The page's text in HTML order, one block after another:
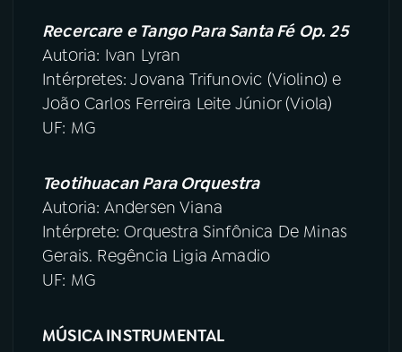
Recercare e Tango Para Santa Fé Op. 25
Autoria: Ivan Lyran
Intérpretes: Jovana Trifunovic (Violino) e
João Carlos Ferreira Leite Júnior (Viola)
UF: MG
Teotihuacan Para Orquestra
Autoria: Andersen Viana
Intérprete: Orquestra Sinfônica De Minas
Gerais. Regência Ligia Amadio
UF: MG
MÚSICA INSTRUMENTAL